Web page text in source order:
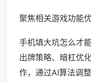
聚焦相关游戏功能
手机填大坑怎么才
出牌策略、暗杠优
作，通过AI算法调